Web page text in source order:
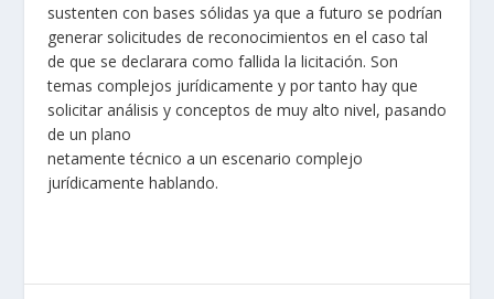
sustenten con bases sólidas ya que a futuro se podrían
generar solicitudes de reconocimientos en el caso tal
de que se declarara como fallida la licitación. Son
temas complejos jurídicamente y por tanto hay que
solicitar análisis y conceptos de muy alto nivel, pasando
de un plano
netamente técnico a un escenario complejo
jurídicamente hablando.